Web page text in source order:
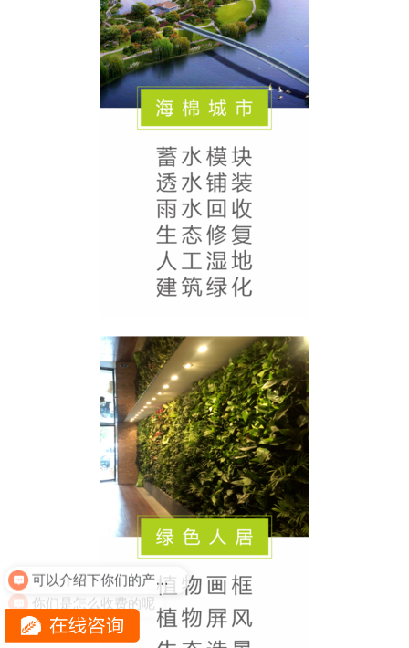
你们是怎么收费的呢